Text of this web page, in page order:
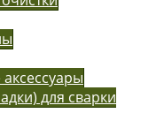
для сварки